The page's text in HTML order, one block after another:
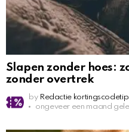
Slapen zonder hoes:
zonder overtrek
by Redactie
ongeveer een maand